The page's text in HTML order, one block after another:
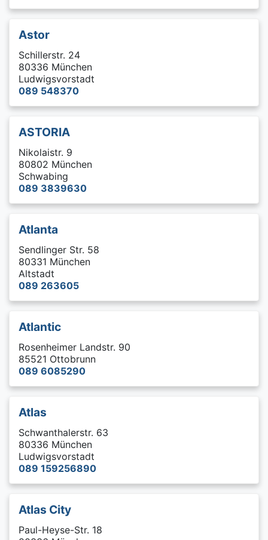
Astor
Schillerstr. 24
80336 München
Ludwigsvorstadt
089 548370
ASTORIA
Nikolaistr. 9
80802 München
Schwabing
089 3839630
Atlanta
Sendlinger Str. 58
80331 München
Altstadt
089 263605
Atlantic
Rosenheimer Landstr. 90
85521 Ottobrunn
089 6085290
Atlas
Schwanthalerstr. 63
80336 München
Ludwigsvorstadt
089 159256890
Atlas City
Paul-Heyse-Str. 18